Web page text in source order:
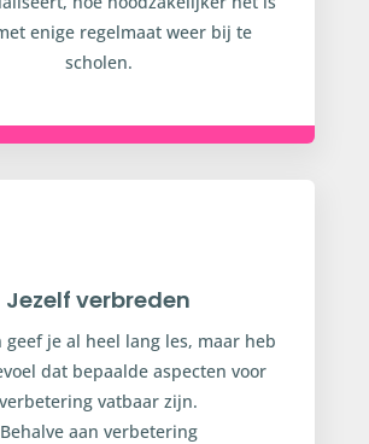
enige regelmaat weer bij te
scholen.
Jezelf verbreden
geef je al heel lang les, maar heb
dat bepaalde aspecten voor
verbetering vatbaar zijn.
Behalve aan verbetering